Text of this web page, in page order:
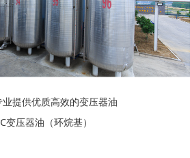
提供优质高效的变压器油
变压器油（环烷基）